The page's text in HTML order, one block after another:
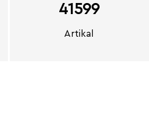
41599
Artikal